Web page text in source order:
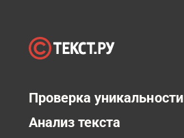
Проверка уникальности
Анализ текста